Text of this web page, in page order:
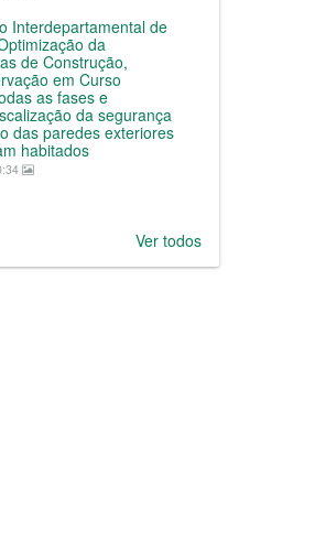
Interdepartamental de
da
de Construção,
em Curso
as fases e
da segurança
das paredes exteriores
habitados
Ver todos